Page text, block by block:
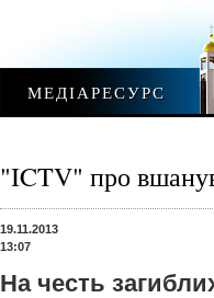
МЕДІАРЕСУРС
"ICTV" про
19.11.2013
13:07
На честь